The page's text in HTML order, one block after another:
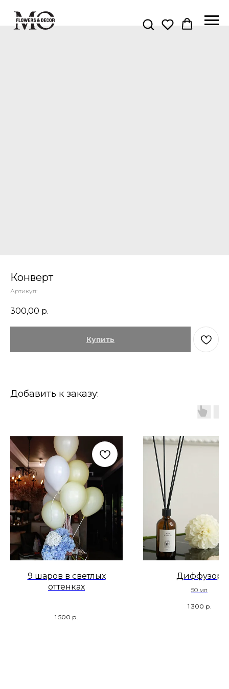
Конверт
Артикул:
300,00 р.
Купить
Добавить к заказу:
9 шаров в светлых
оттенках
1 500 р.
Диффузор
50 мл
1 300 р.